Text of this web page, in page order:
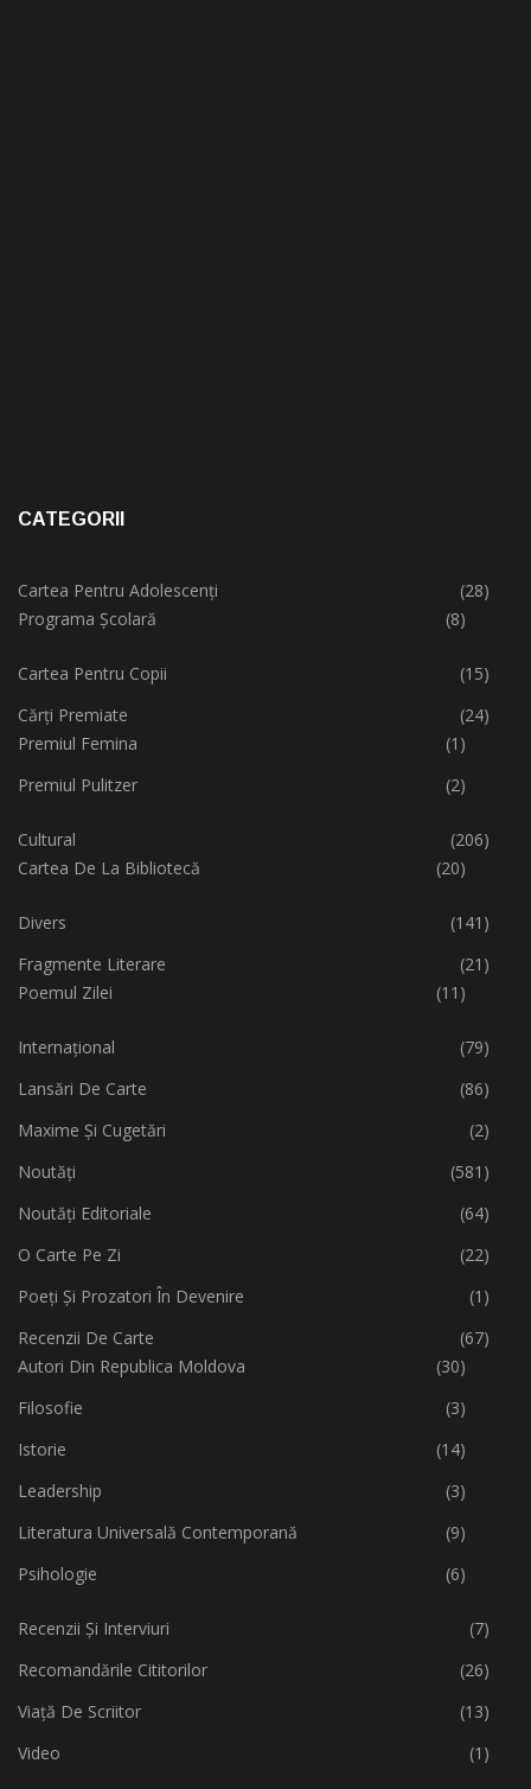
CATEGORII
Cartea Pentru Adolescenți
(28)
Programa Școlară
(8)
Cartea Pentru Copii
(15)
Cărți Premiate
(24)
Premiul Femina
(1)
Premiul Pulitzer
(2)
Cultural
(206)
Cartea De La Bibliotecă
(20)
Divers
(141)
Fragmente Literare
(21)
Poemul Zilei
(11)
Internațional
(79)
Lansări De Carte
(86)
Maxime Și Cugetări
(2)
Noutăți
(581)
Noutăți Editoriale
(64)
O Carte Pe Zi
(22)
Poeți Și Prozatori În Devenire
(1)
Recenzii De Carte
(67)
Autori Din Republica Moldova
(30)
Filosofie
(3)
Istorie
(14)
Leadership
(3)
Literatura Universală Contemporană
(9)
Psihologie
(6)
Recenzii Și Interviuri
(7)
Recomandările Cititorilor
(26)
Viață De Scriitor
(13)
Video
(1)